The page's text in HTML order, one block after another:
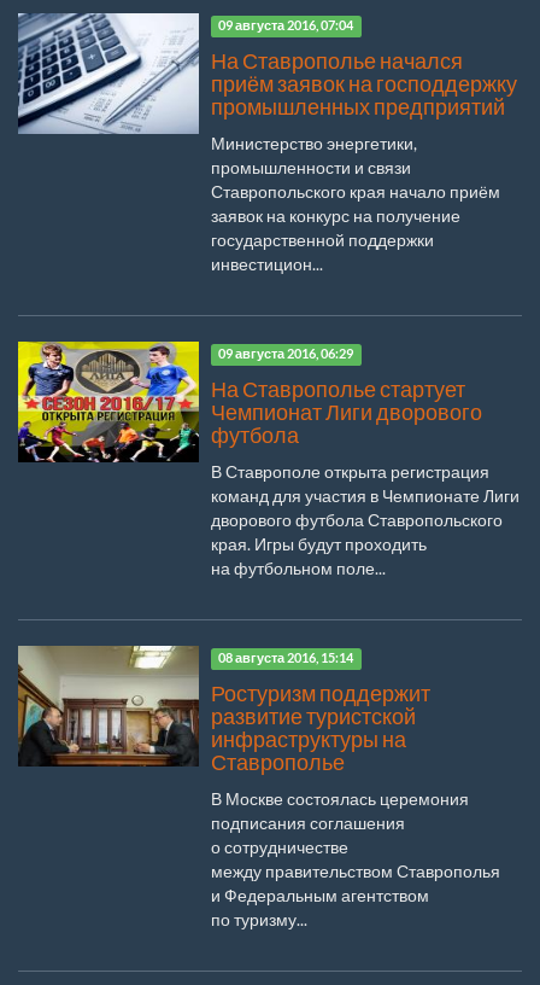
09 августа 2016, 07:04
На Ставрополье начался
приём заявок на господдержку
промышленных предприятий
Министерство энергетики,
промышленности и связи
Ставропольского края начало приём
заявок на конкурс на получение
государственной поддержки
инвестицион...
09 августа 2016, 06:29
На Ставрополье стартует
Чемпионат Лиги дворового
футбола
В Ставрополе открыта регистрация
команд для участия в Чемпионате Лиги
дворового футбола Ставропольского
края. Игры будут проходить
на футбольном поле...
08 августа 2016, 15:14
Ростуризм поддержит
развитие туристской
инфраструктуры на
Ставрополье
В Москве состоялась церемония
подписания соглашения
о сотрудничестве
между правительством Ставрополья
и Федеральным агентством
по туризму...